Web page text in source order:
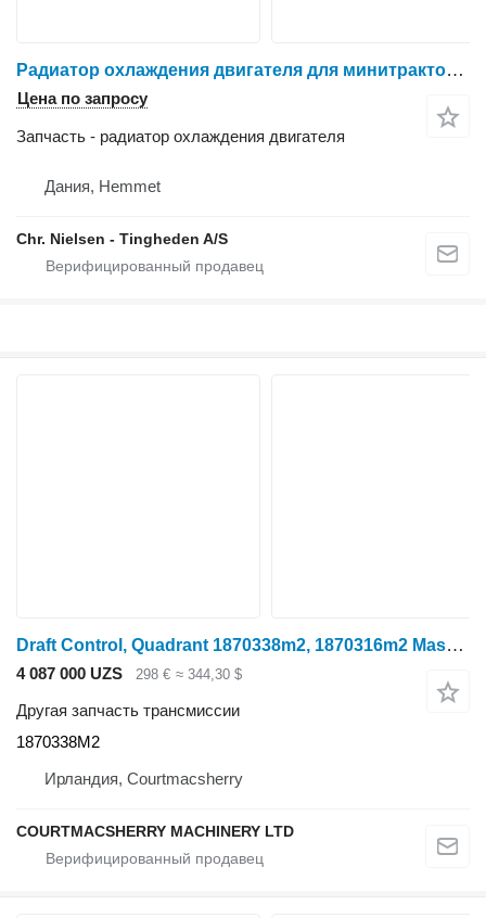
Радиатор охлаждения двигателя для минитрактора Massey Ferguson 188
Цена по запросу
Запчасть - радиатор охлаждения двигателя
Дания, Hemmet
Chr. Nielsen - Tingheden A/S
Draft Control, Quadrant 1870338m2, 1870316m2 Massey Ferguson 290, 275, 298, 265 Draft Control, Quadrant 1870338m2, 1870316m2 1870338M2 для минитрактора
4 087 000 UZS 298 € ≈ 344,30 $
Другая запчасть трансмиссии
1870338M2
Ирландия, Courtmacsherry
COURTMACSHERRY MACHINERY LTD